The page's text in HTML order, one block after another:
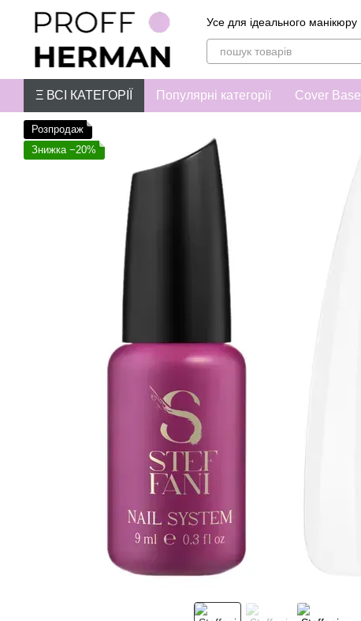
Перейти до основного контенту
Усе для ідеального манікюру
Ξ ВСІ КАТЕГОРІЇ Популярні категорії Cover Base
Розпродаж
Знижка −20%